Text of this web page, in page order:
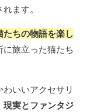
ます。
ちの物語を楽し
旅立った猫たち
いいアクセサリ
現実とファンタジ